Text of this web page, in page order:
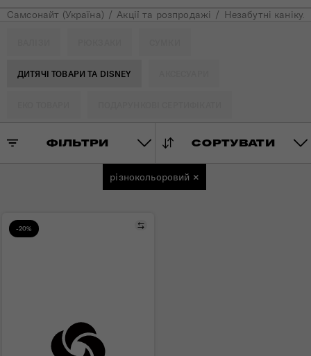
Самсонайт (Україна) Акції та розпродажі Незабутні
ДИТЯЧІ ТОВАРИ ТА DISNEY
ФІЛЬТРИ СОРТУВАТИ
різнокольоровий ×
-20% Порівняти